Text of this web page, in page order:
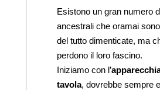
Esistono un gran numero
ancestrali che oramai
del tutto dimenticate, ma
perdono il loro fascino.
Iniziamo con l’
tavola, dovrebbe sempre